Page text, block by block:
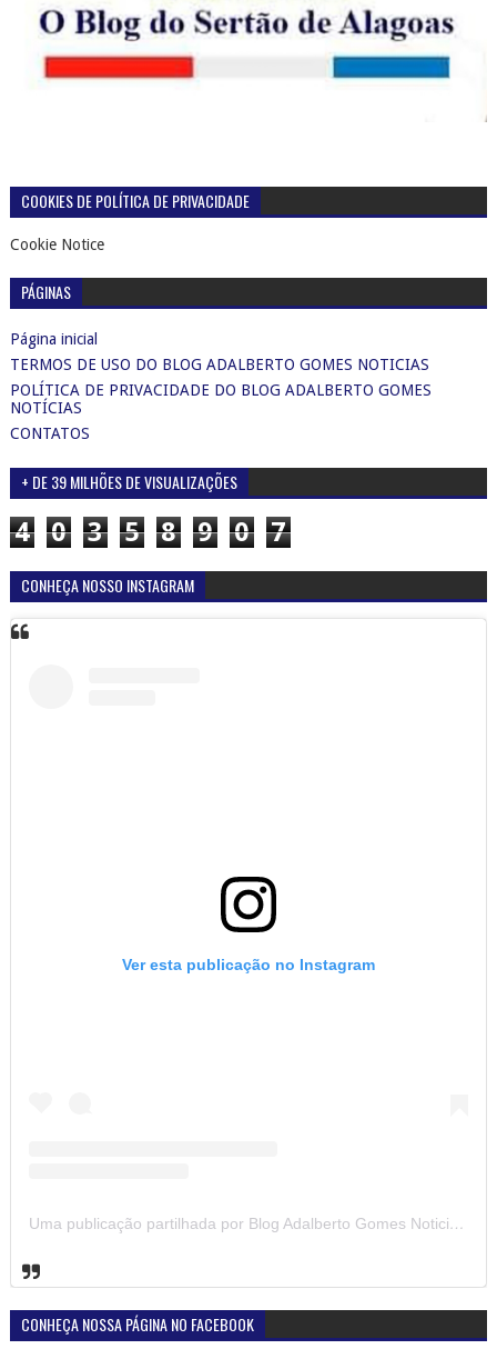
COOKIES DE POLÍTICA DE PRIVACIDADE
Cookie Notice
PÁGINAS
Página inicial
TERMOS DE USO DO BLOG ADALBERTO GOMES NOTICIAS
POLÍTICA DE PRIVACIDADE DO BLOG ADALBERTO GOMES
NOTÍCIAS
CONTATOS
+ DE 39 MILHÕES DE VISUALIZAÇÕES
4 0 3 5 8 9 0 7
CONHEÇA NOSSO INSTAGRAM
Ver esta publicação no Instagram
Uma publicação partilhada por Blog Adalberto Gomes Noticias (@blogadalbertogomesnoticiass)
CONHEÇA NOSSA PÁGINA NO FACEBOOK